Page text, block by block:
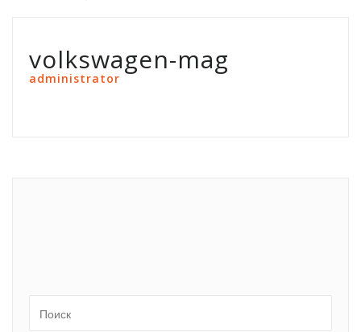
volkswagen-mag
administrator